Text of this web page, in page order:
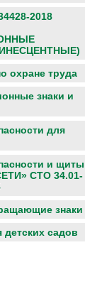
2018
охране труда
знаки и
для
и щиты
СТО 34.01-
знаки
детских садов